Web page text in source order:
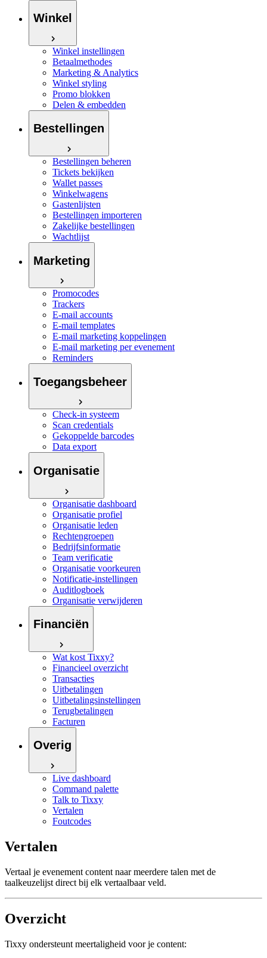
Winkel
Winkel instellingen
Betaalmethodes
Marketing & Analytics
Winkel styling
Promo blokken
Delen & embedden
Bestellingen
Bestellingen beheren
Tickets bekijken
Wallet passes
Winkelwagens
Gastenlijsten
Bestellingen importeren
Zakelijke bestellingen
Wachtlijst
Marketing
Promocodes
Trackers
E-mail accounts
E-mail templates
E-mail marketing koppelingen
E-mail marketing per evenement
Reminders
Toegangsbeheer
Check-in systeem
Scan credentials
Gekoppelde barcodes
Data export
Organisatie
Organisatie dashboard
Organisatie profiel
Organisatie leden
Rechtengroepen
Bedrijfsinformatie
Team verificatie
Organisatie voorkeuren
Notificatie-instellingen
Auditlogboek
Organisatie verwijderen
Financiën
Wat kost Tixxy?
Financieel overzicht
Transacties
Uitbetalingen
Uitbetalingsinstellingen
Terugbetalingen
Facturen
Overig
Live dashboard
Command palette
Talk to Tixxy
Vertalen
Foutcodes
Vertalen
Vertaal je evenement content naar meerdere talen met de
taalkeuzelijst direct bij elk vertaalbaar veld.
Overzicht
Tixxy ondersteunt meertaligheid voor je content: